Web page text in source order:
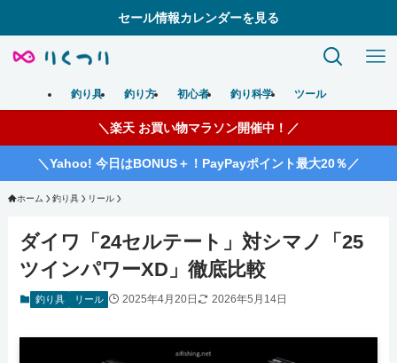
セール情報カレンダーを見る
釣り具 釣り方 初心者 釣り科学 ツール
＼楽天 お買い物マラソン開催中！／
＼Yahoo! 今日はBONUS＋！PayPayポイント最大20％／
ホーム 釣り具 リール
ダイワ「24セルテート」対シマノ「25
ツインパワーXD」徹底比較
釣り具 リール 2025年4月20日 2026年5月14日